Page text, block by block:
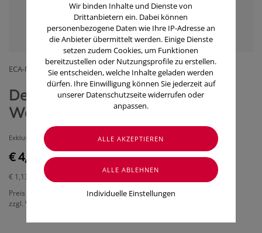
ECA-MEDICAL HANDELSGMBH
DermaSel® Totes Meer Badesalz
Weiße Traube (400 g)
Exklusiver Duft der Prosecco-Traube
€ 4,50
€ 1,13
/ 100 g
Preis inkl. MwSt.
zzgl. Versandkosten
Wir binden Inhalte und Dienste von
Drittanbietern ein. Dabei können
personenbezogene Daten wie Ihre IP-Adresse an
die Anbieter übermittelt werden. Einige Dienste
setzen zudem Cookies, um Funktionen
bereitzustellen oder Nutzungsprofile zu erstellen.
Sie entscheiden, welche Inhalte geladen werden
dürfen. Ihre Einwilligung können Sie jederzeit auf
unserer Datenschutzseite widerrufen oder
anpassen.
Individuelle Einstellungen